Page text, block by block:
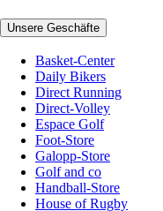
Unsere Geschäfte
Basket-Center
Daily Bikers
Direct Running
Direct-Volley
Espace Golf
Foot-Store
Galopp-Store
Golf and co
Handball-Store
House of Rugby